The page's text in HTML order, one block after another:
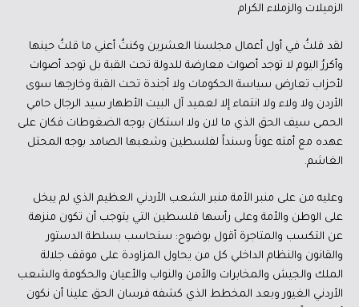
الزميلات والزملاء الكرام
لقد قلتُ في أول أعمال مجلسنا العشرين وكنتُ أعني ما قلتُ حينها
وأكررُ اليوم لا توجد أصوات معارضة للدولة تحت القبة بل توجد أصوات
لأحزاب تعارض سياسة الحكومات ولا أجندة تحت القبة وخارجها سوى
الأردن ولا ولاء ولا انتماء إلا لعميد آل البيت الأطهار سيد الرجال حامي
الحمى سيف الحق الذي ما لان ولا استكان بوجه الضغوطات فكان على
عهده مع أمته عوناً وسنداً لفلسطين وشعبها الصامد بوجه المحتل
الغاشم.
وعليه من على منبر الأمة منبر الشعب الأردني العظيم الذي لم يبخل
على الوطن والأمة وعلى رأسها فلسطين التي يتوجب أن تكون منزهة
عن التكسب والمتاجرة أقول بوضوح: سنحاسب بسلطة الدستور
والقانون والنظام الداخلي كل من يحاول المزاودة على موقف جلالة
الملك والجيش والمخابرات والأمن والنواب والأعيان والحكومة والشعب
الأردني الغيور وبعد المخطط الذي كشفه فرسان الحق علينا أن نكون